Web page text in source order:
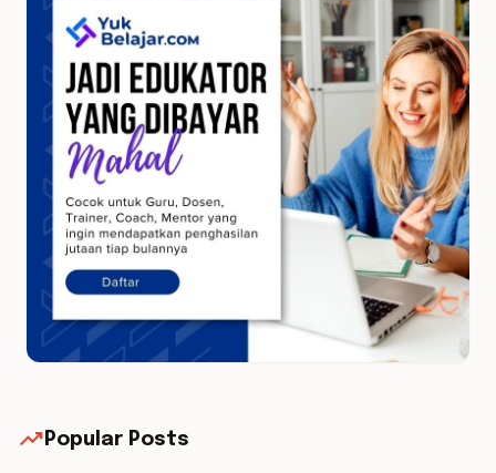
trending_up Popular Posts